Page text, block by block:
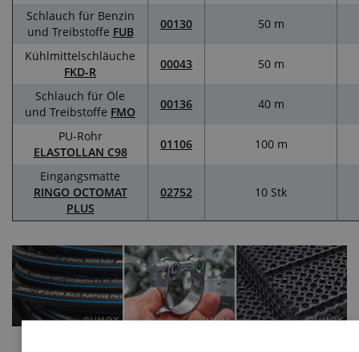
Schlauch für Benzin
und Treibstoffe FUB
00130 50 m
Kühlmittelschläuche
FKD-R
00043 50 m
Schlauch für Öle
und Treibstoffe FMO
00136 40 m
PU-Rohr
ELASTOLLAN C98
01106 100 m
Eingangsmatte
RINGO OCTOMAT
PLUS
02752 10 Stk